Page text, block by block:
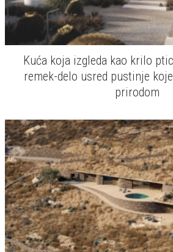
Kuća koja izgleda kao krilo
remek-delo usred pustinje
prirodom